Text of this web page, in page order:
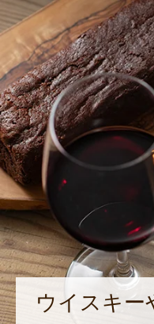
ウイスキー